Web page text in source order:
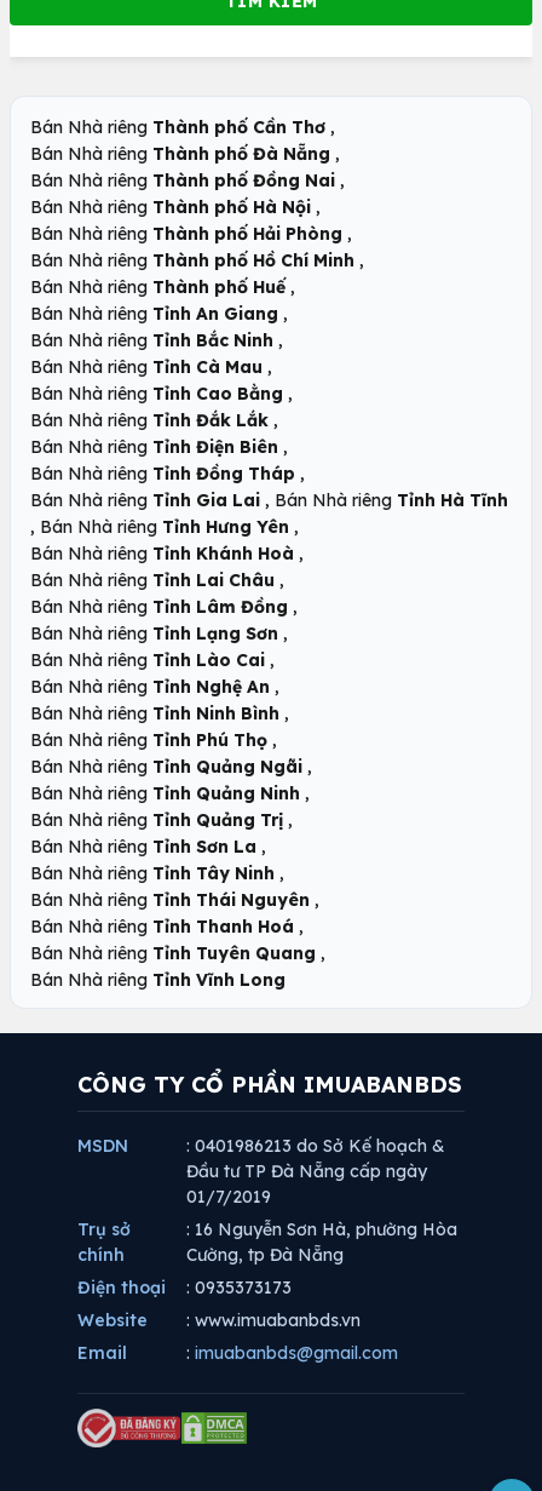
Bán Nhà riêng Thành phố Cần Thơ ,
Bán Nhà riêng Thành phố Đà Nẵng ,
Bán Nhà riêng Thành phố Đồng Nai ,
Bán Nhà riêng Thành phố Hà Nội ,
Bán Nhà riêng Thành phố Hải Phòng ,
Bán Nhà riêng Thành phố Hồ Chí Minh ,
Bán Nhà riêng Thành phố Huế ,
Bán Nhà riêng Tỉnh An Giang ,
Bán Nhà riêng Tỉnh Bắc Ninh ,
Bán Nhà riêng Tỉnh Cà Mau ,
Bán Nhà riêng Tỉnh Cao Bằng ,
Bán Nhà riêng Tỉnh Đắk Lắk ,
Bán Nhà riêng Tỉnh Điện Biên ,
Bán Nhà riêng Tỉnh Đồng Tháp ,
Bán Nhà riêng Tỉnh Gia Lai , Bán Nhà riêng Tỉnh Hà Tĩnh
, Bán Nhà riêng Tỉnh Hưng Yên ,
Bán Nhà riêng Tỉnh Khánh Hoà ,
Bán Nhà riêng Tỉnh Lai Châu ,
Bán Nhà riêng Tỉnh Lâm Đồng ,
Bán Nhà riêng Tỉnh Lạng Sơn ,
Bán Nhà riêng Tỉnh Lào Cai ,
Bán Nhà riêng Tỉnh Nghệ An ,
Bán Nhà riêng Tỉnh Ninh Bình ,
Bán Nhà riêng Tỉnh Phú Thọ ,
Bán Nhà riêng Tỉnh Quảng Ngãi ,
Bán Nhà riêng Tỉnh Quảng Ninh ,
Bán Nhà riêng Tỉnh Quảng Trị ,
Bán Nhà riêng Tỉnh Sơn La ,
Bán Nhà riêng Tỉnh Tây Ninh ,
Bán Nhà riêng Tỉnh Thái Nguyên ,
Bán Nhà riêng Tỉnh Thanh Hoá ,
Bán Nhà riêng Tỉnh Tuyên Quang ,
Bán Nhà riêng Tỉnh Vĩnh Long
CÔNG TY CỔ PHẦN IMUABANBDS
MSDN
: 0401986213 do Sở Kế hoạch &
Đầu tư TP Đà Nẵng cấp ngày
01/7/2019
Trụ sở
chính
: 16 Nguyễn Sơn Hà, phường Hòa
Cường, tp Đà Nẵng
Điện thoại
: 0935373173
Website
: www.imuabanbds.vn
Email
: imuabanbds@gmail.com